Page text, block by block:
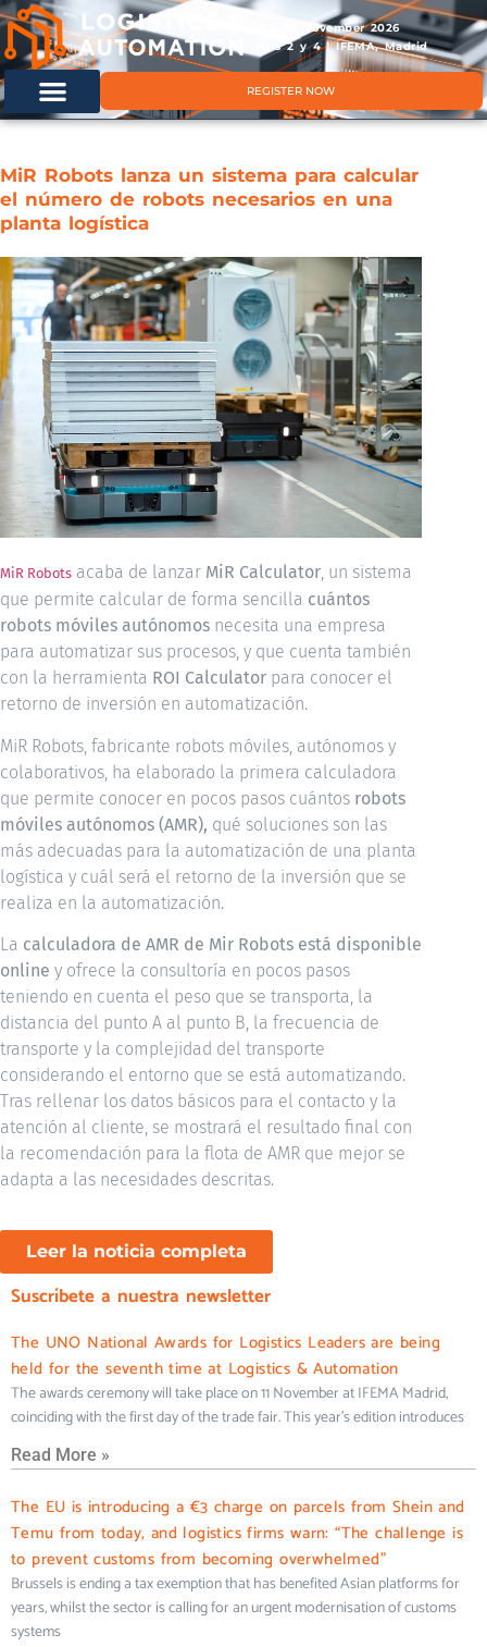
11 & 12 November 2026
Hals 2 y 4 | IFEMA, Madrid
REGISTER NOW
MiR Robots lanza un sistema para calcular
el número de robots necesarios en una
planta logística
MiR Robots acaba de lanzar MiR Calculator, un sistema
que permite calcular de forma sencilla cuántos
robots móviles autónomos necesita una empresa
para automatizar sus procesos, y que cuenta también
con la herramienta ROI Calculator para conocer el
retorno de inversión en automatización.
MiR Robots, fabricante robots móviles, autónomos y
colaborativos, ha elaborado la primera calculadora
que permite conocer en pocos pasos cuántos robots
móviles autónomos (AMR), qué soluciones son las
más adecuadas para la automatización de una planta
logística y cuál será el retorno de la inversión que se
realiza en la automatización.
La calculadora de AMR de Mir Robots está disponible
online y ofrece la consultoría en pocos pasos
teniendo en cuenta el peso que se transporta, la
distancia del punto A al punto B, la frecuencia de
transporte y la complejidad del transporte
considerando el entorno que se está automatizando.
Tras rellenar los datos básicos para el contacto y la
atención al cliente, se mostrará el resultado final con
la recomendación para la flota de AMR que mejor se
adapta a las necesidades descritas.
Leer la noticia completa
Suscríbete a nuestra newsletter
The UNO National Awards for Logistics Leaders are being
held for the seventh time at Logistics & Automation
The awards ceremony will take place on 11 November at IFEMA Madrid,
coinciding with the first day of the trade fair. This year’s edition introduces
Read More »
The EU is introducing a €3 charge on parcels from Shein and
Temu from today, and logistics firms warn: “The challenge is
to prevent customs from becoming overwhelmed”
Brussels is ending a tax exemption that has benefited Asian platforms for
years, whilst the sector is calling for an urgent modernisation of customs
systems